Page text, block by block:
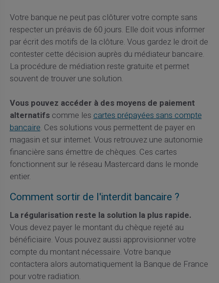
Votre banque ne peut pas clôturer votre compte sans
respecter un préavis de 60 jours. Elle doit vous informer
par écrit des motifs de la clôture. Vous gardez le droit de
contester cette décision auprès du médiateur bancaire.
La procédure de médiation reste gratuite et permet
souvent de trouver une solution.
Vous pouvez accéder à des moyens de paiement
alternatifscomme lescartes prépayées sans compte
bancaire. Ces solutions vous permettent de payer en
magasin et sur internet. Vous retrouvez une autonomie
financière sans émettre de chèques. Ces cartes
fonctionnent sur le réseau Mastercard dans le monde
entier.
Comment sortir de l'interdit bancaire ?
La régularisation reste la solution la plus rapide.
Vous devez payer le montant du chèque rejeté au
bénéficiaire. Vous pouvez aussi approvisionner votre
compte du montant nécessaire. Votre banque
contactera alors automatiquement la Banque de France
pour votre radiation.